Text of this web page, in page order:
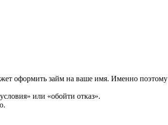
оформить займ на ваше имя. Именно поэтому
или «обойти отказ».